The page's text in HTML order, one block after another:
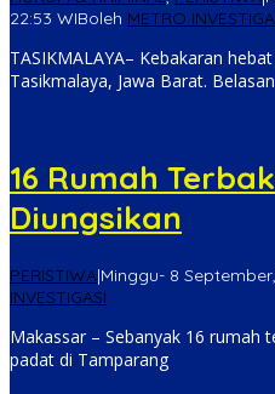
22:53 WIBoleh METRO
TASIKMALAYA– Kebakaran
Tasikmalaya, Jawa Barat.
16 Rumah
Diungsikan
PERISTIWA|Minggu- 8
INVESTIGASI
Makassar – Sebanyak 16 rumah
padat di Tamparang